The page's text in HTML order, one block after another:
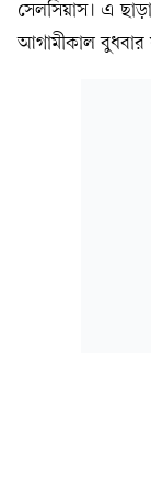
সেলসিয়াস। এ
আগামীকাল বুধবার